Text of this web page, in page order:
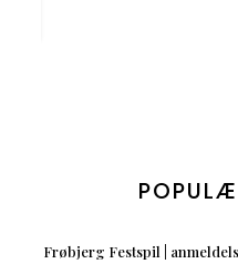
Frøbjerg Festspil |